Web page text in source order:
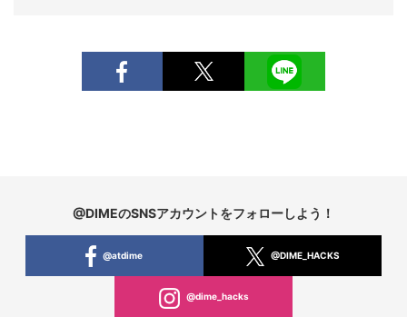
@DIMEのSNSアカウントをフォローしよう！
@atdime @DIME_HACKS
@dime_hacks